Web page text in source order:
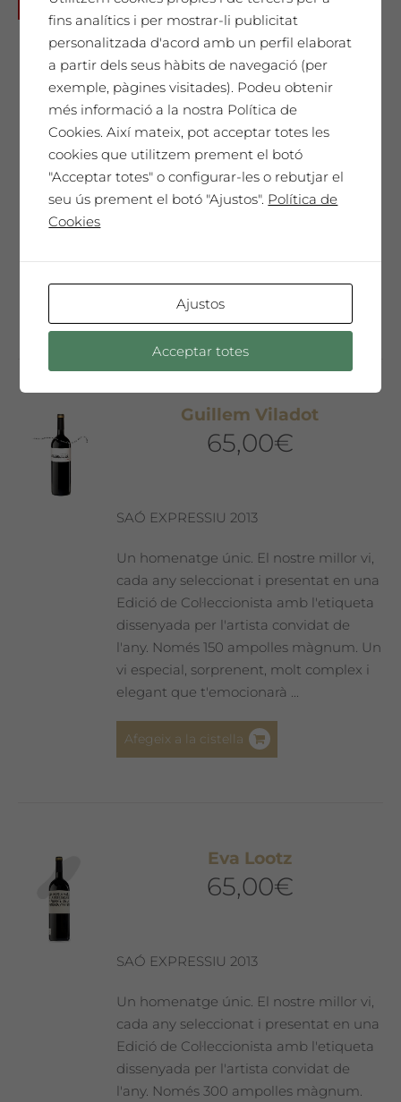
Joan Brossa
65,00€
SAÓ EXPRESSIU 2011
Un homenatge únic. El nostre millor vi,
cada any seleccionat i presentat en una
Edició de Col·leccionista amb l'etiqueta
Un vi especial, sorprenent, molt
complex i elegant que t'emocionarà ...
Guillem Viladot
65,00€
SAÓ EXPRESSIU 2013
Un homenatge únic. El nostre millor vi,
cada any seleccionat i presentat en una
Edició de Col·leccionista amb l'etiqueta
dissenyada per l'artista convidat de
l'any. Només 150 ampolles màgnum. Un
vi especial, sorprenent, molt complex i
elegant que t'emocionarà ...
Afegeix a la cistella
Eva Lootz
65,00€
SAÓ EXPRESSIU 2013
Un homenatge únic. El nostre millor vi,
cada any seleccionat i presentat en una
Edició de Col·leccionista amb l'etiqueta
dissenyada per l'artista convidat de
l'any. Només 300 ampolles màgnum.
fins analítics i per mostrar-li publicitat
personalitzada d'acord amb un perfil elaborat
a partir dels seus hàbits de navegació (per
exemple, pàgines visitades). Podeu obtenir
més informació a la nostra Política de
Cookies. Així mateix, pot acceptar totes les
cookies que utilitzem prement el botó
"Acceptar totes" o configurar-les o rebutjar el
seu ús prement el botó "Ajustos". Política de
Cookies
Ajustos
Acceptar totes